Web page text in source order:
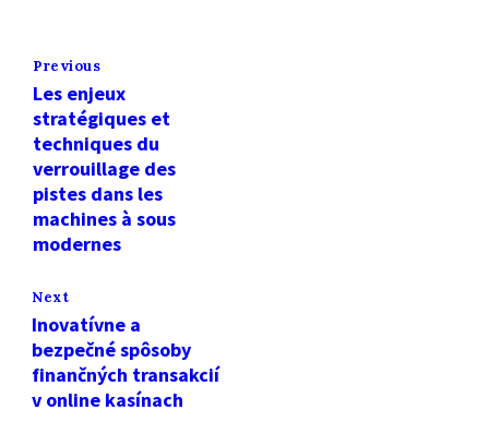
Previous
Les enjeux
stratégiques et
techniques du
verrouillage des
pistes dans les
machines à sous
modernes
Next
Inovatívne a
bezpečné spôsoby
finančných transakcií
v online kasínach